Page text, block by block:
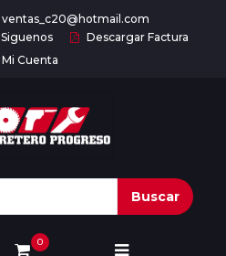
ventas_c20@hotmail.com
Siguenos
Descargar Factura
Mi Cuenta
Buscar
0